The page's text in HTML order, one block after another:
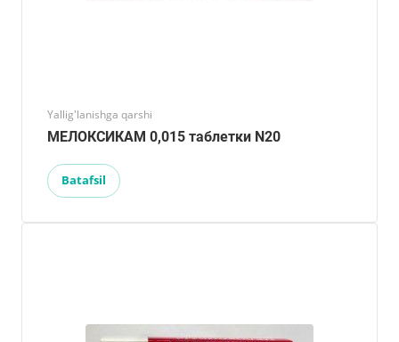
Yallig'lanishga qarshi
МЕЛОКСИКАМ 0,015 таблетки N20
Batafsil